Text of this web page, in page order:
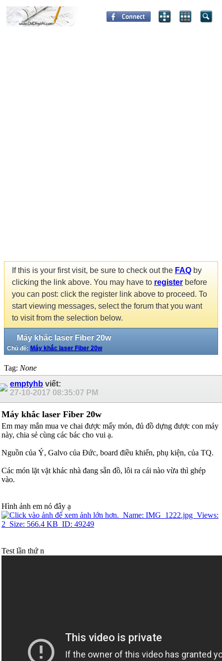
If this is your first visit, be sure to check out the FAQ by
clicking the link above. You may have to register before
you can post: click the register link above to proceed. To
start viewing messages, select the forum that you want
to visit from the selection below.
Máy khắc laser Fiber 20w
Chủ đề: Máy khắc laser Fiber 20w
Tag: None
emptyhb viết:
27-10-2017 08:35:07 PM
Máy khắc laser Fiber 20w
Em may mắn mua ve chai được mấy món, đủ đồ dựng được con máy
này, chia sẻ cùng các bác cho vui ạ.
Nguồn của Ý, Galvo của Đức, board điều khiển, phụ kiện, của TQ.
Các món lặt vặt khác nhà đang sẵn đồ, lôi ra cái nào vừa thì ghép
vào.
Hình ảnh em nó đây ạ
Test lần thứ n